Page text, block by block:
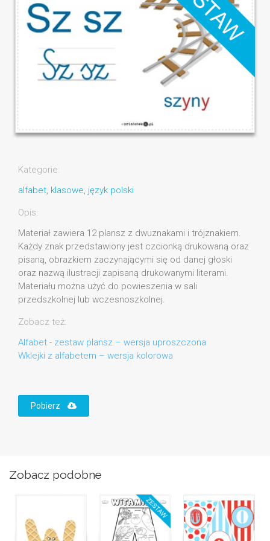
Kategorie:
alfabet, klasowe, język polski
Opis:
Materiał zawiera 12 plansz z dwuznakami i trójznakiem.
Każdy znak przedstawiony jest czcionką drukowaną oraz
pisaną, obrazkiem zaczynającymi się od danej głoski
oraz nazwą ilustracji zapisaną drukowanymi literami.
Materiału można użyć do powieszenia w sali
przedszkolnej lub wczesnoszkolnej.
Zobacz też:
Alfabet - zestaw plansz – wersja uproszczona
Wklejki z alfabetem – wersja kolorowa
Pobierz
Zobacz podobne